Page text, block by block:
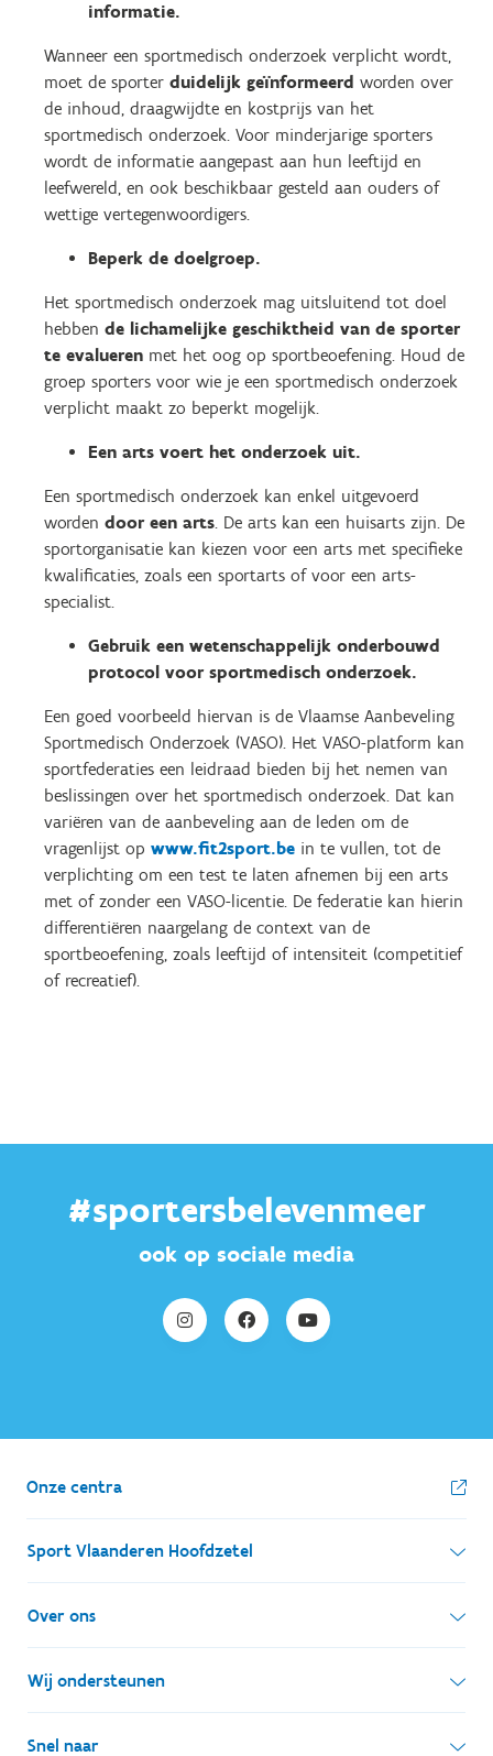
informatie.
Wanneer een sportmedisch onderzoek verplicht wordt,
moet de sporter duidelijk geïnformeerd worden over
de inhoud, draagwijdte en kostprijs van het
sportmedisch onderzoek. Voor minderjarige sporters
wordt de informatie aangepast aan hun leeftijd en
leefwereld, en ook beschikbaar gesteld aan ouders of
wettige vertegenwoordigers.
Beperk de doelgroep.
Het sportmedisch onderzoek mag uitsluitend tot doel
hebben de lichamelijke geschiktheid van de sporter
te evalueren met het oog op sportbeoefening. Houd de
groep sporters voor wie je een sportmedisch onderzoek
verplicht maakt zo beperkt mogelijk.
Een arts voert het onderzoek uit.
Een sportmedisch onderzoek kan enkel uitgevoerd
worden door een arts. De arts kan een huisarts zijn. De
sportorganisatie kan kiezen voor een arts met specifieke
kwalificaties, zoals een sportarts of voor een arts-
specialist.
Gebruik een wetenschappelijk onderbouwd
protocol voor sportmedisch onderzoek.
Een goed voorbeeld hiervan is de Vlaamse Aanbeveling
Sportmedisch Onderzoek (VASO). Het VASO-platform kan
sportfederaties een leidraad bieden bij het nemen van
beslissingen over het sportmedisch onderzoek. Dat kan
variëren van de aanbeveling aan de leden om de
vragenlijst op www.fit2sport.be in te vullen, tot de
verplichting om een test te laten afnemen bij een arts
met of zonder een VASO-licentie. De federatie kan hierin
differentiëren naargelang de context van de
sportbeoefening, zoals leeftijd of intensiteit (competitief
of recreatief).
#sportersbelevenmeer
ook op sociale media
Onze centra
Sport Vlaanderen Hoofdzetel
Simon Bolivarlaan 17
1000 Brussel
Ondernemingsnummer: BE 0248.142.826
Over ons
Wie zijn we, wat doen we
Onze centra
Wij ondersteunen
Lokale besturen
Snel naar